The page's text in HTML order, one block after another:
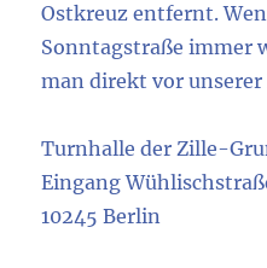
Ostkreuz entfernt.
Sonntagstraße immer
man direkt vor unserer
Turnhalle der Zille-
Eingang
10245 Berlin